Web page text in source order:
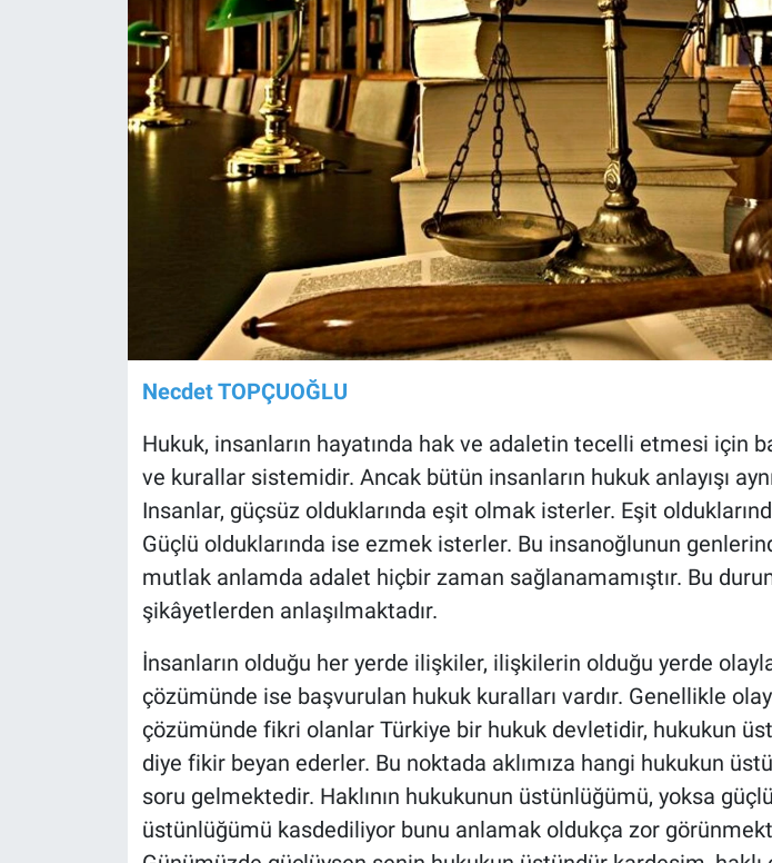
Necdet TOPÇUOĞLU
Hukuk, insanların hayatında hak ve adaletin tecelli etmesi için
ve kurallar sistemidir. Ancak bütün insanların hukuk anlayışı
Insanlar, güçsüz olduklarında eşit olmak isterler. Eşit
Güçlü olduklarında ise ezmek isterler. Bu insanoğlunun
mutlak anlamda adalet hiçbir zaman sağlanamamıştır. Bu
şikâyetlerden anlaşılmaktadır.
İnsanların olduğu her yerde ilişkiler, ilişkilerin olduğu yerde
çözümünde ise başvurulan hukuk kuralları vardır. Genellikle
çözümünde fikri olanlar Türkiye bir hukuk devletidir, hukukun
diye fikir beyan ederler. Bu noktada aklımıza hangi hukukun
soru gelmektedir. Haklının hukukunun üstünlüğümü, yoksa
üstünlüğümü kasdediliyor bunu anlamak oldukça zor